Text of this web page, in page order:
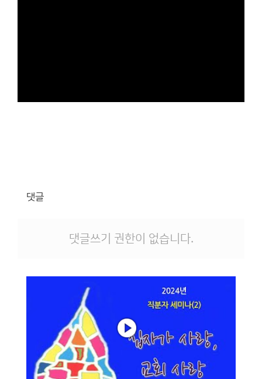
댓글
댓글쓰기 권한이 없습니다.